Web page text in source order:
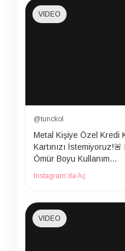
VIDEO
@tunckol
Metal Kişiye Özel Kredi
Kartınızı
Ömür Boyu Kullanım…
Instagram’da Aç
VIDEO